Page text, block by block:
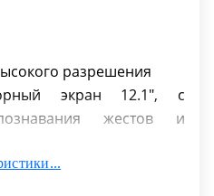
разрешения
экран 12.1", с
жестов и
с электрическим